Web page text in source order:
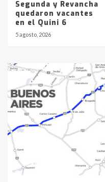
Segunda y Revancha
quedaron vacantes
en el Quini 6
5 agosto, 2026